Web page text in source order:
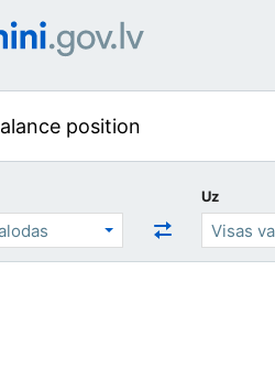
Uz